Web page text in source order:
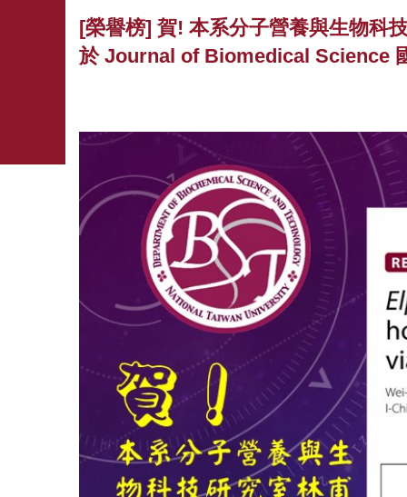
[榮譽榜] 賀! 本系分子營養與生物科
於 Journal of Biomedical Science